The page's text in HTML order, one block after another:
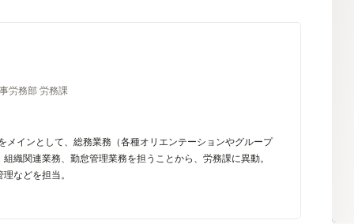
労務部 労務課
インとして、総務業務（各種オリエンテーションやグループ
織関連業務、勤怠管理業務を担うことから、労務課に異動。
などを担当。